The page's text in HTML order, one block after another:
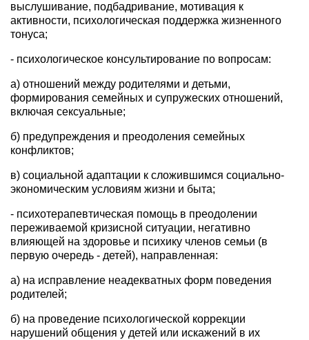
выслушивание, подбадривание, мотивация к
активности, психологическая поддержка жизненного
тонуса;
- психологическое консультирование по вопросам:
а) отношений между родителями и детьми,
формирования семейных и супружеских отношений,
включая сексуальные;
б) предупреждения и преодоления семейных
конфликтов;
в) социальной адаптации к сложившимся социально-
экономическим условиям жизни и быта;
- психотерапевтическая помощь в преодолении
переживаемой кризисной ситуации, негативно
влияющей на здоровье и психику членов семьи (в
первую очередь - детей), направленная:
а) на исправление неадекватных форм поведения
родителей;
б) на проведение психологической коррекции
нарушений общения у детей или искажений в их